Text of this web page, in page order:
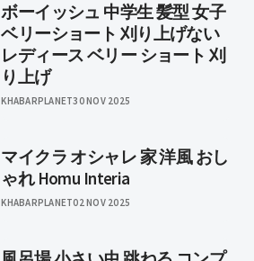
ボーイッシュ 中学生 髪型 女子
ベリーショート 刈り上げない
レディース ベリー ショート 刈
り上げ
KHABARPLANET30 NOV 2025
マイクラ オシャレ 家 洋風 おし
ゃれ Homu Interia
KHABARPLANET02 NOV 2025